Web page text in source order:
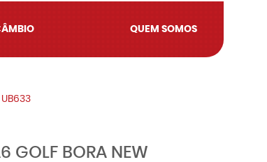
QUEM SOMOS
GOLF BORA NEW